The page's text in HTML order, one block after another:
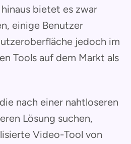
bietet es zwar
einige Benutzer
jedoch im
Tools auf dem Markt als
nach einer nahtloseren
Lösung suchen,
Video-Tool von